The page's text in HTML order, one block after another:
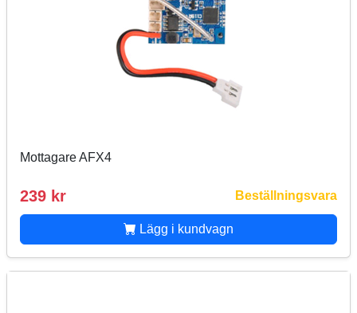
Mottagare AFX4
239 kr Beställningsvara
Lägg i kundvagn